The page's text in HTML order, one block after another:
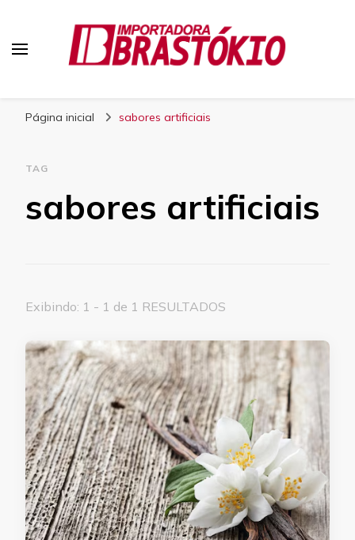
Página inicial sabores artificiais
TAG
sabores artificiais
Exibindo: 1 - 1 de 1 RESULTADOS